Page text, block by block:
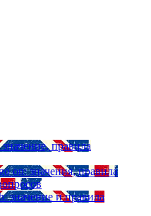
правила
on: значения, правила
значение и правила